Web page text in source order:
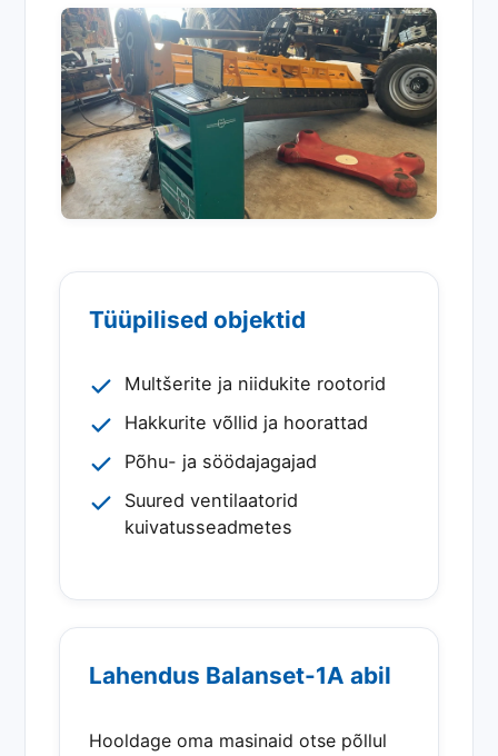
Tüüpilised objektid
Multšerite ja niidukite rootorid
Hakkurite võllid ja hoorattad
Põhu- ja söödajagajad
Suured ventilaatorid
kuivatusseadmetes
Lahendus Balanset-1A abil
Hooldage oma masinaid otse põllul